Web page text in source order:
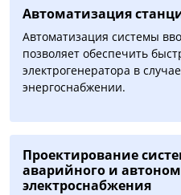
Автоматизация
Автоматизация системы
позволяет обеспечить
электрогенератора в
энергоснабжении.
Проектирование
аварийного и
электроснабжения